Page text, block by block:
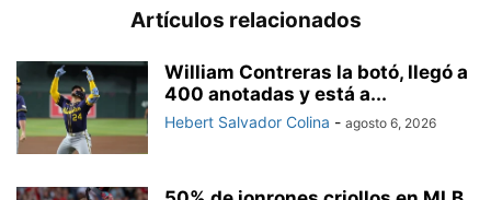
Artículos relacionados
William Contreras la botó, llegó a
400 anotadas y está a...
Hebert Salvador Colina - agosto 6, 2026